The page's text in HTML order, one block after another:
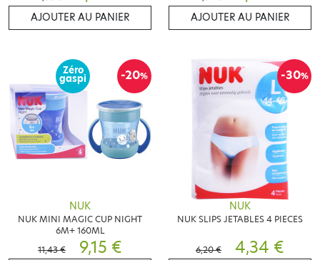
AJOUTER AU PANIER AJOUTER AU PANIER
-20%
Zéro
gaspi
NUK
NUK MINI MAGIC CUP NIGHT
6M+ 160ML
11,43 €
9,15 €
-30%
NUK
NUK SLIPS JETABLES 4 PIECES
6,20 € 4,34 €